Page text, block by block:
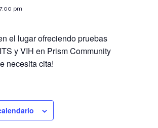
pm
el lugar ofreciendo pruebas
y VIH en Prism Community
necesita cita!